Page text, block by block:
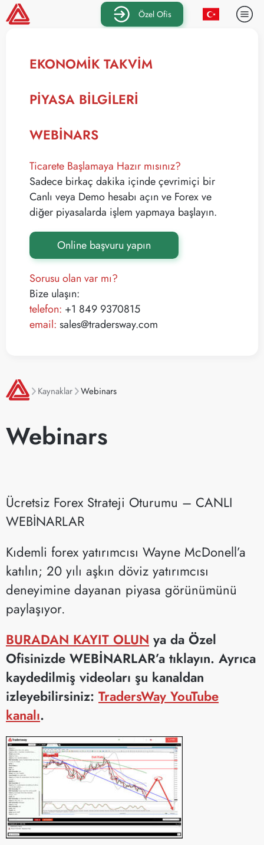
Özel Ofis
EKONOMIK TAKVIM
PIYASA BILGILERI
WEBINARS
Ticarete Başlamaya Hazır mısınız?
Sadece birkaç dakika içinde çevrimiçi bir
Canlı veya Demo hesabı açın ve Forex ve
diğer piyasalarda işlem yapmaya başlayın.
Online başvuru yapın
Sorusu olan var mı?
Bize ulaşın:
telefon: +1 849 9370815
email: sales@tradersway.com
Kaynaklar Webinars
Webinars
Ücretsiz Forex Strateji Oturumu – CANLI
WEBİNARLAR
Kıdemli forex yatırımcısı Wayne McDonell’a
katılın; 20 yılı aşkın döviz yatırımcısı
deneyimine dayanan piyasa görünümünü
paylaşıyor.
BURADAN KAYIT OLUN ya da Özel
Ofisinizde WEBİNARLAR’a tıklayın. Ayrıca
kaydedilmiş videoları şu kanaldan
izleyebilirsiniz: TradersWay YouTube
kanalı.